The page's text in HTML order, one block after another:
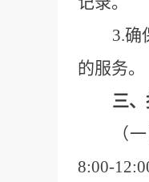
3.确
的服务。
三
（
8:00-